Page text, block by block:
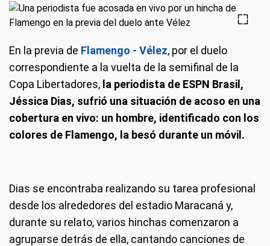
En la previa de Flamengo - Vélez, por el duelo
correspondiente a la vuelta de la semifinal de la
Copa Libertadores, la periodista de ESPN Brasil,
Jéssica Dias, sufrió una situación de acoso en una
cobertura en vivo: un hombre, identificado con los
colores de Flamengo, la besó durante un móvil.
Dias se encontraba realizando su tarea profesional
desde los alrededores del estadio Maracaná y,
durante su relato, varios hinchas comenzaron a
agruparse detrás de ella, cantando canciones de